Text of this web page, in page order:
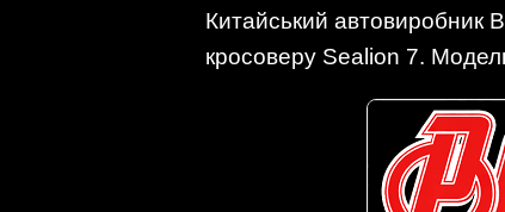
Китайський автовиробник
кросоверу Sealion 7.